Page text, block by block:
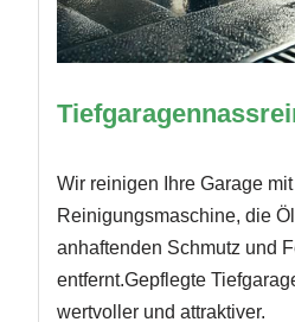
Wir reinigen Ihre Garage
Reinigungsmaschine, die
anhaftenden Schmutz und
entfernt.Gepflegte
wertvoller und attraktiver.